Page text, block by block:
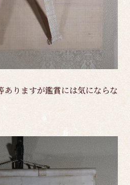
ありますが鑑賞には気にならな